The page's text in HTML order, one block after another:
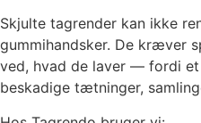
Skjulte tagrender kan ikke
gummihandsker. De kræver
ved, hvad de laver — fordi
beskadige tætninger,